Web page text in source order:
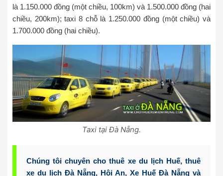
là 1.150.000 đồng (một chiều, 100km) và 1.500.000 đồng (hai
chiều, 200km); taxi 8 chỗ là 1.250.000 đồng (một chiều) và
1.700.000 đồng (hai chiều).
Taxi tại Đà Nẵng.
Chúng tôi chuyêncho thuê xe du lịch Huế,thuê
xe du lịch Đà Nẵng, Hội An, Xe Huế Đà Nẵng và